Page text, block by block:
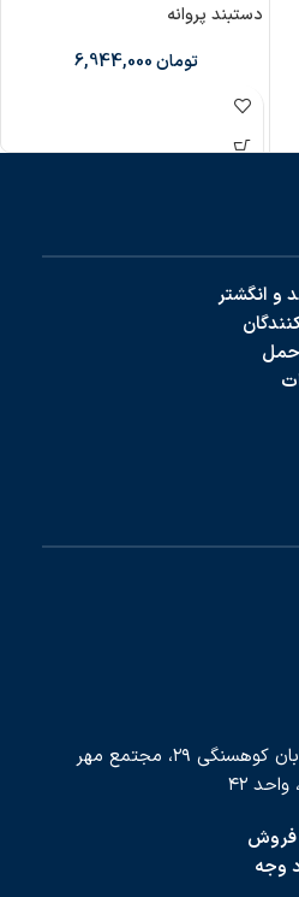
دستبند پروانه
تومان
و انگشتر
خراسان رضوی، مشهد، خیابان کوهسنگی ۲۹، مجتمع مهر
۴۲
فروش
وجه